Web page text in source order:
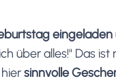
eingeladen
über alles!" Das
sinnvolle